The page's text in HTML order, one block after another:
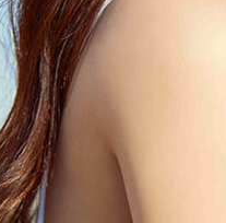
。新木さんは受験をどうやっ
をあげるとしたら、どんなこ
ることはありますか？
イプを教えてください。
ージをお願いします！
デル